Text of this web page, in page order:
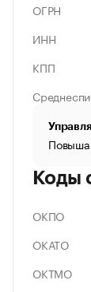
ОГРН
ИНН
КПП
Коды
ОКПО
ОКАТО
ОКТМО